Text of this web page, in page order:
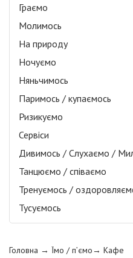
Граємо
Молимось
На природу
Ночуємо
Няньчимось
Паримось / купаємось
Ризикуємо
Сервіси
Дивимось / Слухаємо /
Танцюємо / співаємо
Тренуємось /
Тусуємось
Головна → Їмо / п’ємо→ Кафе